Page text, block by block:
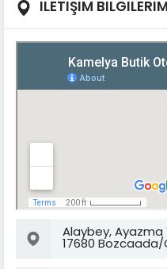
İLETİŞİM
Alaybey, Ayazma
17680 Bozcaada/